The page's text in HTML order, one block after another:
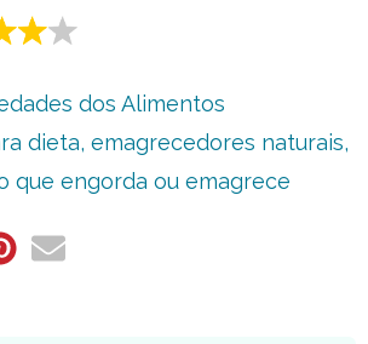
dos Alimentos
dieta, emagrecedores naturais,
que engorda ou emagrece
ShareShare